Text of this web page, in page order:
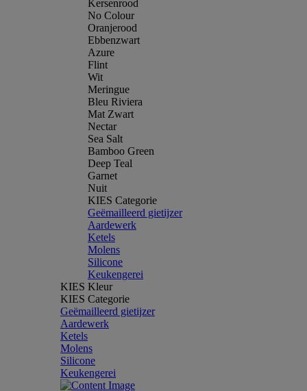
Kersenrood
No Colour
Oranjerood
Ebbenzwart
Azure
Flint
Wit
Meringue
Bleu Riviera
Mat Zwart
Nectar
Sea Salt
Bamboo Green
Deep Teal
Garnet
Nuit
KIES Categorie
Geëmailleerd gietijzer
Aardewerk
Ketels
Molens
Silicone
Keukengerei
KIES Kleur
KIES Categorie
Geëmailleerd gietijzer
Aardewerk
Ketels
Molens
Silicone
Keukengerei